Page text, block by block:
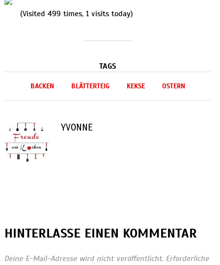
(Visited 499 times, 1 visits today)
TAGS
BACKEN BLÄTTERTEIG KEKSE OSTERN
YVONNE
HINTERLASSE EINEN KOMMENTAR
Deine E-Mail-Adresse wird nicht veröffentlicht. Erforderliche